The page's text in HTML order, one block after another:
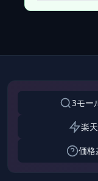
3モー
楽
価格